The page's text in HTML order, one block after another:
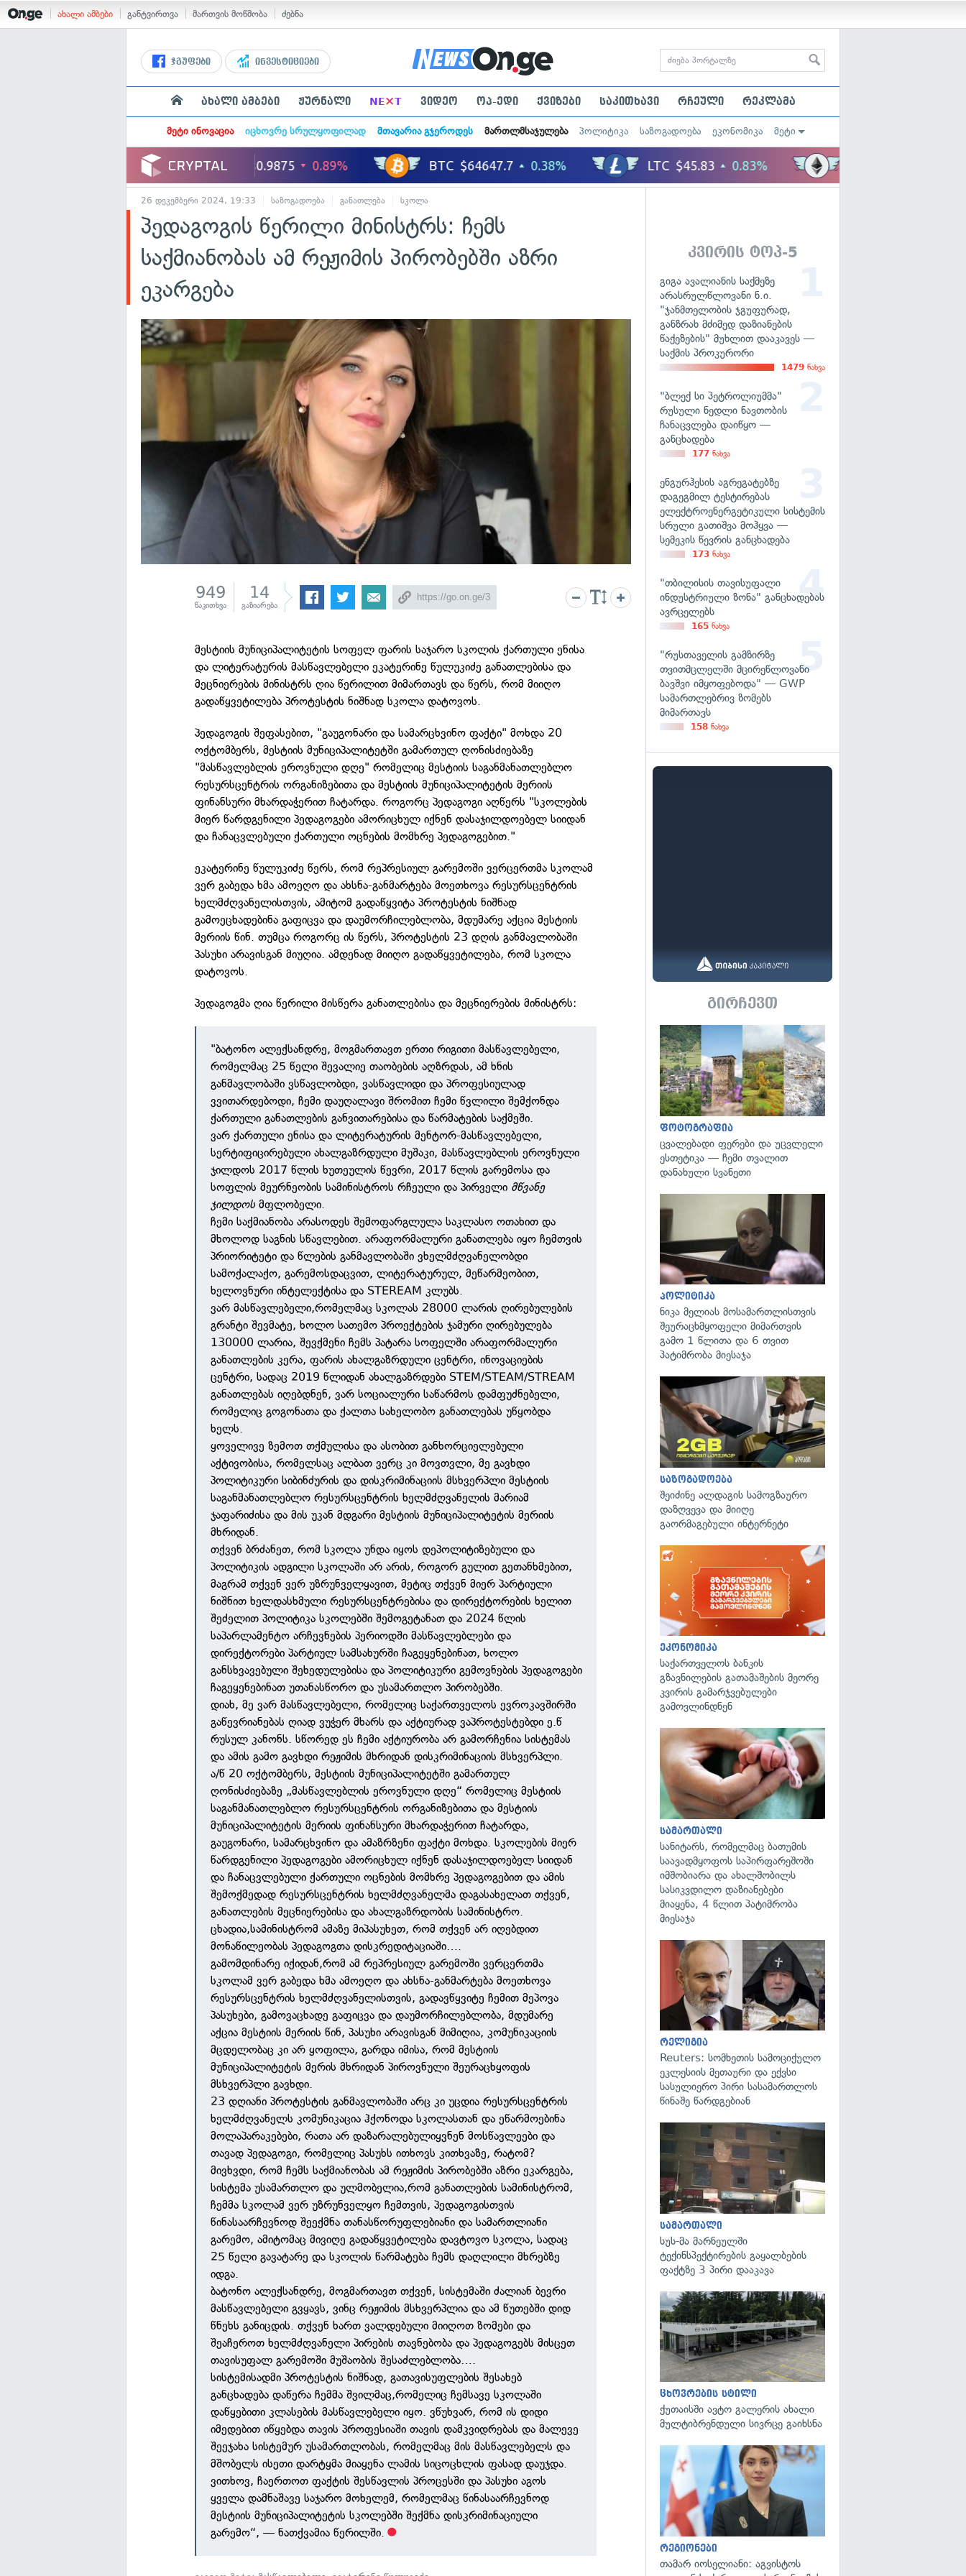
ახალი ამბები განტვირთვა მართვის მოწმობა ძებნა
ჯგუფები ინვესტიციები
ახალი ამბები ჟურნალი NE×T ვიდეო ოპ-ედი ქვიზები საკითხავი რჩეული რეკლამა
მეტი ინოვაცია იცხოვრე სრულყოფილად მთავარია გჯეროდეს მართლმსაჯულება პოლიტიკა საზოგადოება ეკონომიკა მეტი
26 დეკემბერი 2024, 19:33 საზოგადოება განათლება სკოლა
პედაგოგის წერილი მინისტრს: ჩემს
საქმიანობას ამ რეჟიმის პირობებში აზრი
ეკარგება
949
წაკითხვა
14
გაზიარება
მესტიის მუნიციპალიტეტის სოფელ ფარის საჯარო სკოლის ქართული ენისა
და ლიტერატურის მასწავლებელი ეკატერინე წულუკიძე განათლებისა და
მეცნიერების მინისტრს ღია წერილით მიმართავს და წერს, რომ მიიღო
გადაწყვეტილება პროტესტის ნიშნად სკოლა დატოვოს.
პედაგოგის შეფასებით, "გაუგონარი და სამარცხვინო ფაქტი" მოხდა 20
ოქტომბერს, მესტიის მუნიციპალიტეტში გამართულ ღონისძიებაზე
"მასწავლებლის ეროვნული დღე" რომელიც მესტიის საგანმანათლებლო
რესურსცენტრის ორგანიზებითა და მესტიის მუნიციპალიტეტის მერიის
ფინანსური მხარდაჭერით ჩატარდა. როგორც პედაგოგი აღწერს "სკოლების
მიერ წარდგენილი პედაგოგები ამორიცხულ იქნენ დასაჯილდოებელ სიიდან
და ჩანაცვლებული ქართული ოცნების მომხრე პედაგოგებით."
ეკატერინე წულუკიძე წერს, რომ რეპრესიულ გარემოში ვერცერთმა სკოლამ
ვერ გაბედა ხმა ამოეღო და ახსნა-განმარტება მოეთხოვა რესურსცენტრის
ხელმძღვანელისთვის, ამიტომ გადაწყვიტა პროტესტის ნიშნად
გამოეცხადებინა გაფიცვა და დაუმორჩილებლობა, მდუმარე აქცია მესტიის
მერიის წინ. თუმცა როგორც ის წერს, პროტესტის 23 დღის განმავლობაში
პასუხი არავისგან მიუღია. ამდენად მიიღო გადაწყვეტილება, რომ სკოლა
დატოვოს.
პედაგოგმა ღია წერილი მისწერა განათლებისა და მეცნიერების მინისტრს:
"ბატონო ალექსანდრე, მოგმართავთ ერთი რიგითი მასწავლებელი,
რომელმაც 25 წელი შევალიე თაობების აღზრდას, ამ ხნის
განმავლობაში ვსწავლობდი, ვასწავლიდი და პროფესიულად
ვვითარდებოდი, ჩემი დაუღალავი შრომით ჩემი წვლილი შემქონდა
ქართული განათლების განვითარებისა და წარმატების საქმეში.
ვარ ქართული ენისა და ლიტერატურის მენტორ-მასწავლებელი,
სერტიფიცირებული ახალგაზრდული მუშაკი, მასწავლებლის ეროვნული
ჯილდოს 2017 წლის ხუთეულის წევრი, 2017 წლის გარემოსა და
სოფლის მეურნეობის სამინისტროს რჩეული და პირველი მწვანე
ჯილდოსმფლობელი.
ჩემი საქმიანობა არასოდეს შემოფარგლულა საკლასო ოთახით და
მხოლოდ საგნის სწავლებით. არაფორმალური განათლება იყო ჩემთვის
პრიორიტეტი და წლების განმავლობაში ვხელმძღვანელობდი
სამოქალაქო, გარემოსდაცვით, ლიტერატურულ, მეწარმეობით,
ხელოვნური ინტელექტისა და STEREAM კლუბს.
ვარ მასწავლებელი,რომელმაც სკოლას 28000 ლარის ღირებულების
გრანტი შევმატე, ხოლო სათემო პროექტების ჯამური ღირებულება
130000 ლარია, შევქმენი ჩემს პატარა სოფელში არაფორმალური
განათლების კერა, ფარის ახალგაზრდული ცენტრი, ინოვაციების
ცენტრი, სადაც 2019 წლიდან ახალგაზრდები STEM/STEAM/STREAM
განათლებას იღებდნენ, ვარ სოციალური საწარმოს დამფუძნებელი,
რომელიც გოგონათა და ქალთა სახელობო განათლებას უწყობდა
ხელს.
ყოველივე ზემოთ თქმულისა და ასობით განხორციელებული
აქტივობისა, რომელსაც ალბათ ვერც კი მოვთვლი, მე გავხდი
პოლიტიკური სიბინძურის და დისკრიმინაციის მსხვერპლი მესტიის
საგანმანათლებლო რესურსცენტრის ხელმძღვანელის მარიამ
ჯაფარიძისა და მის უკან მდგარი მესტიის მუნიციპალიტეტის მერიის
მხრიდან.
თქვენ ბრძანეთ, რომ სკოლა უნდა იყოს დეპოლიტიზებული და
პოლიტიკის ადგილი სკოლაში არ არის, როგორ გულით გეთანხმებით,
მაგრამ თქვენ ვერ უზრუნველყავით, მეტიც თქვენ მიერ პარტიული
ნიშნით ხელდასხმული რესურსცენტრებისა და დირექტორების ხელით
შეძელით პოლიტიკა სკოლებში შემოგეტანათ და 2024 წლის
საპარლამენტო არჩევნების პერიოდში მასწავლებლები და
დირექტორები პარტიულ სამსახურში ჩაგეყენებინათ, ხოლო
განსხვავებული შეხედულებისა და პოლიტიკური გემოვნების პედაგოგები
ჩაგეყენებინათ უთანასწორო და უსამართლო პირობებში.
დიახ, მე ვარ მასწავლებელი, რომელიც საქართველოს ევროკავშირში
გაწევრიანებას ღიად ვუჭერ მხარს და აქტიურად ვაპროტესტებდი ე.წ
რუსულ კანონს. სწორედ ეს ჩემი აქტიურობა არ გამორჩენია სისტემას
და ამის გამო გავხდი რეჟიმის მხრიდან დისკრიმინაციის მსხვერპლი.
ა/წ 20 ოქტომბერს, მესტიის მუნიციპალიტეტში გამართულ
ღონისძიებაზე „მასწავლებლის ეროვნული დღე“ რომელიც მესტიის
საგანმანათლებლო რესურსცენტრის ორგანიზებითა და მესტიის
მუნიციპალიტეტის მერიის ფინანსური მხარდაჭერით ჩატარდა,
გაუგონარი, სამარცხვინო და ამაზრზენი ფაქტი მოხდა. სკოლების მიერ
წარდგენილი პედაგოგები ამორიცხულ იქნენ დასაჯილდოებელ სიიდან
და ჩანაცვლებული ქართული ოცნების მომხრე პედაგოგებით და ამის
შემოქმედად რესურსცენტრის ხელმძღვანელმა დაგასახელათ თქვენ,
განათლების მეცნიერებისა და ახალგაზრდობის სამინისტრო.
ცხადია,სამინისტრომ ამაზე მიპასუხეთ, რომ თქვენ არ იღებდით
მონაწილეობას პედაგოგთა დისკრედიტაციაში….
გამომდინარე იქიდან,რომ ამ რეპრესიულ გარემოში ვერცერთმა
სკოლამ ვერ გაბედა ხმა ამოეღო და ახსნა-განმარტება მოეთხოვა
რესურსცენტრის ხელმძღვანელისთვის, გადავწყვიტე ჩემით მეპოვა
პასუხები, გამოვაცხადე გაფიცვა და დაუმორჩილებლობა, მდუმარე
აქცია მესტიის მერიის წინ, პასუხი არავისგან მიმიღია, კომუნიკაციის
მცდელობაც კი არ ყოფილა, გარდა იმისა, რომ მესტიის
მუნიციპალიტეტის მერის მხრიდან პიროვნული შეურაცხყოფის
მსხვერპლი გავხდი.
23 დღიანი პროტესტის განმავლობაში არც კი უცდია რესურსცენტრის
ხელმძღვანელს კომუნიკაცია ჰქონოდა სკოლასთან და ეწარმოებინა
მოლაპარაკებები, რათა არ დაზარალებულიყვნენ მოსწავლეები და
თავად პედაგოგი, რომელიც პასუხს ითხოვს კითხვაზე, რატომ?
მივხვდი, რომ ჩემს საქმიანობას ამ რეჟიმის პირობებში აზრი ეკარგება,
სისტემა უსამართლო და ულმობელია,რომ განათლების სამინისტრომ,
ჩემმა სკოლამ ვერ უზრუნველყო ჩემთვის, პედაგოგისთვის
წინასაარჩევნოდ შეექმნა თანასწორუფლებიანი და სამართლიანი
გარემო, ამიტომაც მივიღე გადაწყვეტილება დავტოვო სკოლა, სადაც
25 წელი გავატარე და სკოლის წარმატება ჩემს დაღლილი მხრებზე
იდგა.
ბატონო ალექსანდრე, მოგმართავთ თქვენ, სისტემაში ძალიან ბევრი
მასწავლებელი გვყავს, ვინც რეჟიმის მსხვერპლია და ამ წუთებში დიდ
წნეხს განიცდის. თქვენ ხართ ვალდებული მიიღოთ ზომები და
შეაჩეროთ ხელმძღვანელი პირების თავნებობა და პედაგოგებს მისცეთ
თავისუფალ გარემოში მუშაობის შესაძლებლობა….
სისტემისადმი პროტესტის ნიშნად, გათავისუფლების შესახებ
განცხადება დაწერა ჩემმა შვილმაც,რომელიც ჩემსავე სკოლაში
დაწყებითი კლასების მასწავლებელი იყო. ვწუხვარ, რომ ის დიდი
იმედებით იწყებდა თავის პროფესიაში თავის დამკვიდრებას და მალევე
შეეჯახა სისტემურ უსამართლობას, რომელმაც მის მასწავლებელს და
მშობელს ისეთი დარტყმა მიაყენა ლამის სიცოცხლის ფასად დაუჯდა.
ვითხოვ, ჩაერთოთ ფაქტის შესწავლის პროცესში და პასუხი აგოს
ყველა დამნაშავე საჯარო მოხელემ, რომელმაც წინასაარჩევნოდ
მესტიის მუნიციპალიტეტის სკოლებში შექმნა დისკრიმინაციული
გარემო“, — ნათქვამია წერილში.
კვირის ტოპ-5
გიგა ავალიანის საქმეზე
არასრულწლოვანი ნ.ი.
"ჯანმთელობის ჯგუფურად,
განზრახ მძიმედ დაზიანების
წაქეზების" მუხლით დააკავეს —
საქმის პროკურორი
1479 ნახვა
"ბლექ სი პეტროლიუმმა"
რუსული ნედლი ნავთობის
ჩანაცვლება დაიწყო —
განცხადება
177 ნახვა
ენგურჰესის აგრეგატებზე
დაგეგმილ ტესტირებას
ელექტროენერგეტიკული სისტემის
სრული გათიშვა მოჰყვა —
სემეკის წევრის განცხადება
173 ნახვა
"თბილისის თავისუფალი
ინდუსტრიული ზონა" განცხადებას
ავრცელებს
165 ნახვა
"რუსთაველის გამზირზე
თვითმცლელში მცირეწლოვანი
ბავშვი იმყოფებოდა" — GWP
სამართლებრივ ზომებს
მიმართავს
158 ნახვა
გირჩევთ
ფოტოგრაფია
ცვალებადი ფერები და უცვლელი
ესთეტიკა — ჩემი თვალით
დანახული სვანეთი
პოლიტიკა
ნიკა მელიას მოსამართლისთვის
შეურაცხმყოფელი მიმართვის
გამო 1 წლითა და 6 თვით
პატიმრობა მიესაჯა
საზოგადოება
შეიძინე ალდაგის სამოგზაურო
დაზღვევა და მიიღე
გაორმაგებული ინტერნეტი
ეკონომიკა
საქართველოს ბანკის
გზავნილების გათამაშების მეორე
კვირის გამარჯვებულები
გამოვლინდნენ
სამართალი
სანიტარს, რომელმაც ბათუმის
საავადმყოფოს საპირფარეშოში
იმშობიარა და ახალშობილს
სასიკვდილო დაზიანებები
მიაყენა, 4 წლით პატიმრობა
მიესაჯა
რელიგია
Reuters: სომხეთის სამოციქულო
ეკლესიის მეთაური და ექვსი
სასულიერო პირი სასამართლოს
წინაშე წარდგებიან
სამართალი
სუს-მა მარნეულში
ტექინსპექტირების გაყალბების
ფაქტზე 3 პირი დააკავა
ცხოვრების სტილი
ქუთაისში ავტო გალერის ახალი
მულტიბრენდული სივრცე გაიხსნა
რეგიონები
თამარ იოსელიანი: აგვისტოს